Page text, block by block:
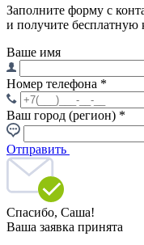
Заполните форму с
и получите бесплатную
Ваше имя
Номер телефона *
Ваш город (регион) *
Отправить
Спасибо, Саша!
Ваша заявка принята